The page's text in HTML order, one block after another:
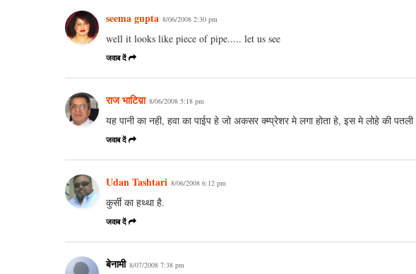
seema gupta 8/06/2008 2:30 pm
well it looks like piece of pipe..... let us see
जवाब दें
राज भाटिय़ा 8/06/2008 5:18 pm
यह पानी का नही, हवा का पाईप हे जो अकसर क्म्प्रेशर मे लगा होता हे, इस मे लोहे की
जवाब दें
Udan Tashtari 8/06/2008 6:12 pm
कुर्सी का हथ्था है.
जवाब दें
बेनामी 8/07/2008 7:38 pm